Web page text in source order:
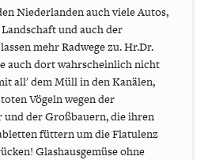
Niederlanden auch viele Autos,
und auch der
mehr Radwege zu. Hr.Dr.
auch dort wahrscheinlich nicht
all' dem Müll in den Kanälen,
Vögeln wegen der
der Großbauern, die ihren
füttern um die Flatulenz
Glashausgemüse ohne